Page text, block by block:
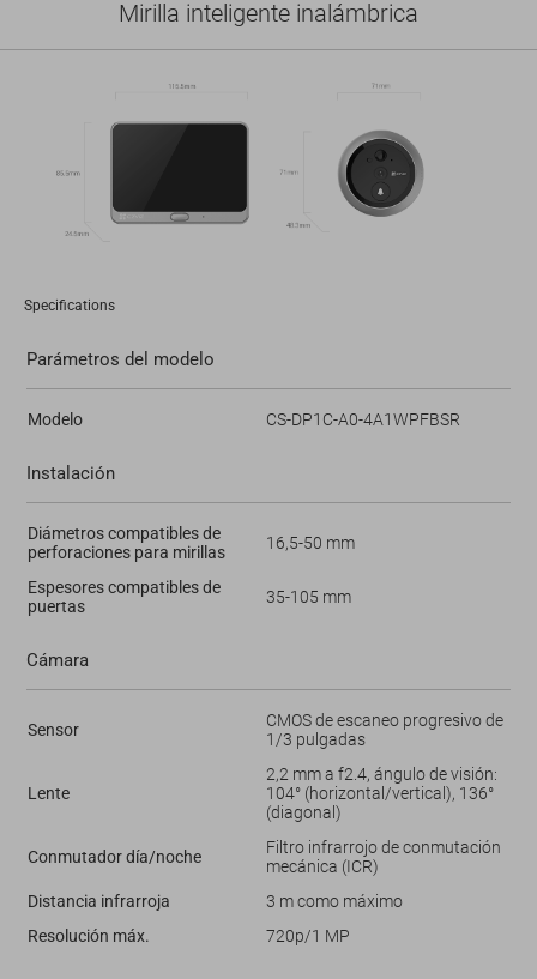
Mirilla inteligente inalámbrica
Specifications
Parámetros del modelo
Modelo CS-DP1C-A0-4A1WPFBSR
Instalación
Diámetros compatibles de
perforaciones para mirillas
16,5-50 mm
Espesores compatibles de
puertas
35-105 mm
Cámara
Sensor
CMOS de escaneo progresivo de
1/3 pulgadas
Lente
2,2 mm a f2.4, ángulo de visión:
104° (horizontal/vertical), 136°
(diagonal)
Conmutador día/noche
Filtro infrarrojo de conmutación
mecánica (ICR)
Distancia infrarroja
3 m como máximo
Resolución máx.
720p/1 MP